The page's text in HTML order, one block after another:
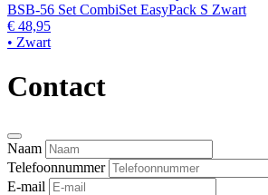
BSB-56 Set CombiSet EasyPack S Zwart
€ 48,95
• Zwart
Contact
Naam
Telefoonnummer
E-mail